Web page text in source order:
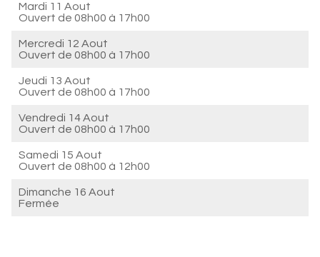
Mardi 11 Aout
Ouvert de 08h00 à 17h00
Mercredi 12 Aout
Ouvert de 08h00 à 17h00
Jeudi 13 Aout
Ouvert de 08h00 à 17h00
Vendredi 14 Aout
Ouvert de 08h00 à 17h00
Samedi 15 Aout
Ouvert de 08h00 à 12h00
Dimanche 16 Aout
Fermée